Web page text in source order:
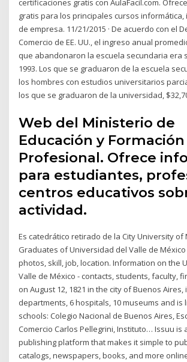
certificaciones gratis con AulaFacil.com.
gratis para los principales cursos informática,
de empresa. 11/21/2015 · De acuerdo con el
Comercio de EE. UU., el ingreso anual
que abandonaron la escuela secundaria era
1993. Los que se graduaron de la escuela
los hombres con estudios universitarios
los que se graduaron de la universidad,
Web del Ministerio de
Educación y Formación
Profesional. Ofrece
para estudiantes,
centros educativos
actividad.
Es catedrático retirado de la City University of
Graduates of Universidad del Valle de
photos, skill, job, location. Information on the
Valle de México - contacts, students, faculty,
on August 12, 1821 in the city of Buenos Aires,
departments, 6 hospitals, 10 museums and is
schools: Colegio Nacional de Buenos Aires,
Comercio Carlos Pellegrini, Instituto… Issuu is
publishing platform that makes it simple to
catalogs, newspapers, books, and more